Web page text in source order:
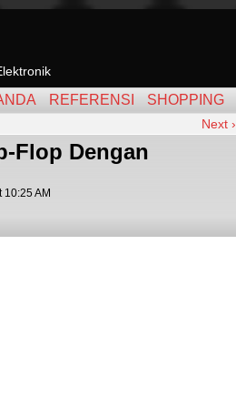
REFERENSI SHOPPING
Next ›
Flop Dengan
10:25 AM